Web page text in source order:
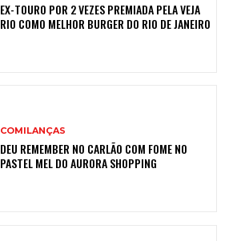
EX-TOURO POR 2 VEZES PREMIADA PELA VEJA
RIO COMO MELHOR BURGER DO RIO DE JANEIRO
COMILANÇAS
DEU REMEMBER NO CARLÃO COM FOME NO
PASTEL MEL DO AURORA SHOPPING